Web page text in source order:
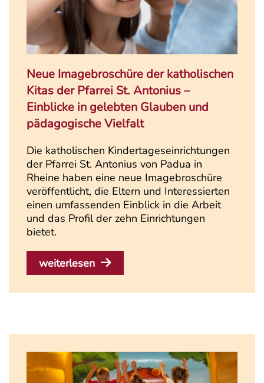
Neue Imagebroschüre der katholischen
Kitas der Pfarrei St. Antonius –
Einblicke in gelebten Glauben und
pädagogische Vielfalt
Die katholischen Kindertageseinrichtungen
der Pfarrei St. Antonius von Padua in
Rheine haben eine neue Imagebroschüre
veröffentlicht, die Eltern und Interessierten
einen umfassenden Einblick in die Arbeit
und das Profil der zehn Einrichtungen
bietet.
weiterlesen